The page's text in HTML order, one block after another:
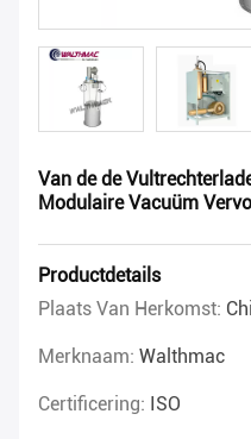
Van de de
Modulaire Vacuüm
Productdetails
Plaats Van Herkomst:
Merknaam: Walthmac
Certificering: ISO